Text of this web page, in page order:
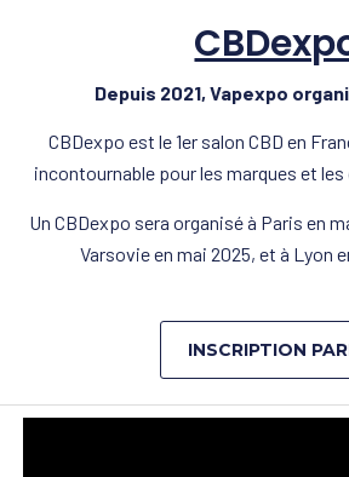
Depuis 2021, Vapexpo
CBDexpo est le 1er salon CBD en
incontournable pour les marques et
Un CBDexpo sera organisé à Paris en
Varsovie en mai 2025, et à Lyon
INSCRIPTION